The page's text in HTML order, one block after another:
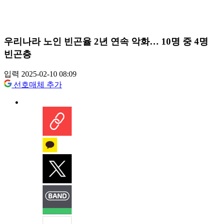
우리나라 노인 빈곤율 2년 연속 악화… 10명 중 4명
빈곤층
입력 2025-02-10 08:09
선호매체 추가